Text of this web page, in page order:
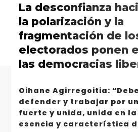
La desconfianza
la polarización y la
fragmentación de
electorados ponen
las democracias
Oihane Agirregoitia:
defender y trabajar por
fuerte y unida, unida en
esencia y característica